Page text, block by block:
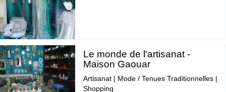
Le monde de l'artisanat -
Maison Gaouar
Artisanat | Mode / Tenues Traditionnelles |
Shopping